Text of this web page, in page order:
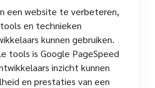
een website te verbeteren,
en technieken
kunnen gebruiken.
tools is Google PageSpeed
inzicht kunnen
en prestaties van een